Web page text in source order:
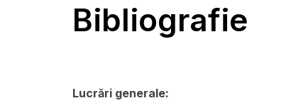
Bibliografie
Lucrări generale: